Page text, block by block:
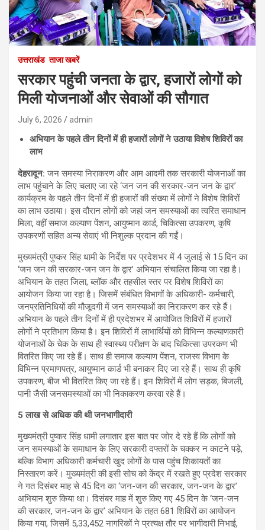
उत्तराखंड ताजा खबरें
सरकार पहुंची जनता के द्वार, हजारों लोगों को
मिली योजनाओं और सेवाओं की सौगात
July 6, 2026 admin
अभियान के पहले तीन दिनों में ही हजारों लोगों ने उठाया विशेष शिविरों का
लाभ
देहरादून: जन समस्या निराकरण और आम आदमी तक सरकारी योजनाओं का
लाभ पहुंचाने के लिए चलाए जा रहे ‘जन जन की सरकार-जन जन के द्वार’
कार्यक्रम के पहले तीन दिनों में ही हजारों की संख्या में लोगों ने विशेष शिविरों
का लाभ उठाया। इस दौरान लोगों को जहां जन समस्याओं का त्वरित समाधान
मिला, वहीं समाज कल्याण पेंशन, आयुष्मान कार्ड, चिकित्सा उपकरण, कृषि
उपकरणों सहित अन्य सेवाएं भी निशुल्क प्रदान की गईं।
मुख्यमंत्री पुष्कर सिंह धामी के निर्देश पर प्रदेशभर में 4 जुलाई से 15 दिन का
‘जन जन की सरकार-जन जन के द्वार’ अभियान संचालित किया जा रहा है।
अभियान के तहत जिला, ब्लॉक और तहसील स्तर पर विशेष शिविरों का
आयोजन किया जा रहा है। जिसमें संबंधित विभागों के अधिकारी- कर्मचारी,
जनप्रतिनिधियों की मौजूदगी में जन समस्याओं का निराकरण कर रहे हैं।
अभियान के पहले तीन दिनों में ही प्रदेशभर में आयोजित शिविरों में हजारों
लोगों ने प्रतिभाग किया है। इन शिविरों में लाभार्थियों को विभिन्न कल्याणकारी
योजनाओं के चेक के साथ ही स्वास्थ्य परीक्षण के बाद चिकित्सा उपरकण भी
वितरित किए जा रहे हैं। साथ ही समाज कल्याण पेंशन, राजस्व विभाग के
विभिन्न प्रमाणपत्र, आयुष्मान कार्ड भी बनाकर दिए जा रहे हैं। साथ ही कृषि
उपकरण, बीज भी वितरित किए जा रहे हैं। इन शिविरों में लोग सड़क, बिजली,
पानी जैसी जनसमस्याओं का भी निकाकरण करवा रहे हैं।
5लाख से अधिक की थी जनभागीदारी
मुख्यमंत्री पुष्कर सिंह धामी लगातार इस बात पर जोर दे रहे हैं कि लोगों को
जन समस्याओं के समाधान के लिए सरकारी दफ्तरों के चक्कर न काटने पड़े,
बल्कि विभाग अधिकारी कर्मचारी खुद लोगों के पास पहुंच शिकायतों का
निस्तारण करें। मुख्यमंत्री की इसी सोच को केंद्र में रखते हुए प्रदेश सरकार
ने गत दिसंबर माह से 45 दिन का ‘जन-जन की सरकार, जन-जन के द्वार’
अभियान शुरु किया था। दिसंबर माह में शुरु किए गए 45 दिन के ‘जन-जन
की सरकार, जन-जन के द्वार’ अभियान के तहत 681 शिविरों का आयोजन
किया गया, जिसमें 5,33,452 नागरिकों ने प्रत्यक्ष तौर पर भागीदारी निभाई,